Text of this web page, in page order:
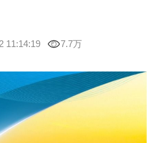
11:14:19 7.7万